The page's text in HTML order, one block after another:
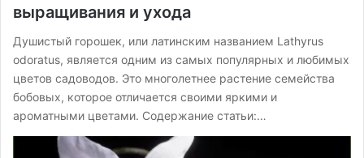
выращивания и ухода
Душистый горошек, или латинским названием Lathyrus
odoratus, является одним из самых популярных и любимых
цветов садоводов. Это многолетнее растение семейства
бобовых, которое отличается своими яркими и
ароматными цветами. Содержание статьи:…